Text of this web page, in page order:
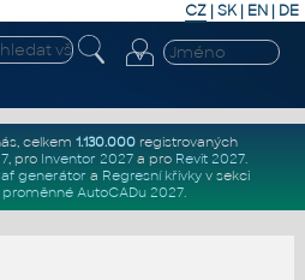
CZ | SK| EN | DE
celkem 1.130.000registrovaných
, pro Inventor 2027a pro Revit 2027.
generátor a Regresní křivkyv sekci
proměnné AutoCADu 2027.